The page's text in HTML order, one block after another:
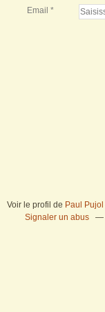
Email
Voir le profil de Paul Pujol
Signaler un abus